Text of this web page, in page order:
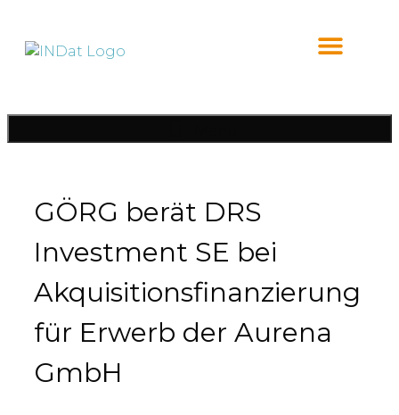
GÖRG berät DRS
Investment SE bei
Akquisitionsfinanzierung
für Erwerb der Aurena
GmbH